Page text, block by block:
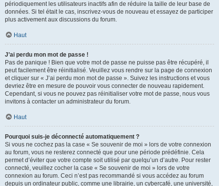
périodiquement les utilisateurs inactifs afin de réduire la taille de leur base de
données. Si tel était le cas, inscrivez-vous de nouveau et essayez de participer
plus activement aux discussions du forum.
Haut
J’ai perdu mon mot de passe !
Pas de panique ! Bien que votre mot de passe ne puisse pas être récupéré, il
peut facilement être réinitialisé. Veuillez vous rendre sur la page de connexion
et cliquer sur « J’ai perdu mon mot de passe ». Suivez les instructions et vous
devriez être en mesure de pouvoir vous connecter de nouveau rapidement.
Cependant, si vous ne pouvez pas réinitialiser votre mot de passe, nous vous
invitons à contacter un administrateur du forum.
Haut
Pourquoi suis-je déconnecté automatiquement ?
Si vous ne cochez pas la case « Se souvenir de moi » lors de votre connexion
au forum, vous ne resterez connecté que pour une période prédéfinie. Cela
permet d’éviter que votre compte soit utilisé par quelqu’un d’autre. Pour rester
connecté, veuillez cocher la case « Se souvenir de moi » lors de votre
connexion au forum. Ceci n’est pas recommandé si vous accédez au forum
depuis un ordinateur public, comme une librairie, un cybercafé, une université,